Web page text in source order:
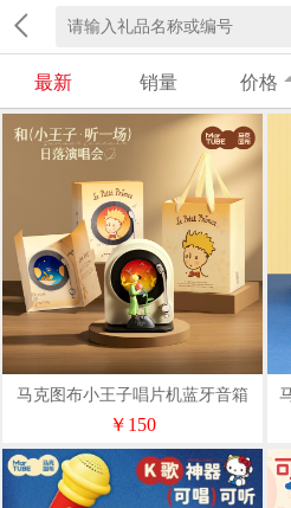
最新 销量 价格
马克图布小王子唱片机蓝牙音箱
——礼袋款
￥150